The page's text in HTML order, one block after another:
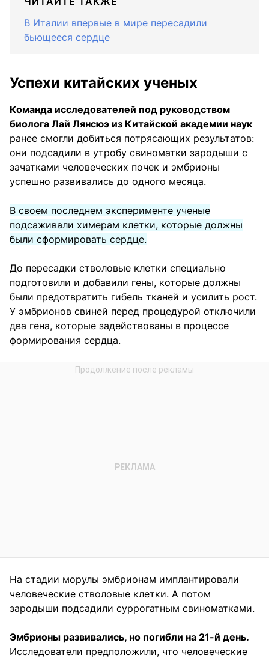
В Италии впервые в мире пересадили
бьющееся сердце
Успехи китайских ученых
Команда исследователей под руководством
биолога Лай Лянсюэ из Китайской академии наук
ранее смогли добиться потрясающих результатов:
они подсадили в утробу свиноматки зародыши с
зачатками человеческих почек и эмбрионы
успешно развивались до одного месяца.
В своем последнем эксперименте ученые
подсаживали химерам клетки, которые должны
были сформировать сердце.
До пересадки стволовые клетки специально
подготовили и добавили гены, которые должны
были предотвратить гибель тканей и усилить рост.
У эмбрионов свиней перед процедурой отключили
два гена, которые задействованы в процессе
формирования сердца.
На стадии морулы эмбрионам имплантировали
человеческие стволовые клетки. А потом
зародыши подсадили суррогатным свиноматками.
Эмбрионы развивались, но погибли на 21-й день.
Исследователи предположили, что человеческие